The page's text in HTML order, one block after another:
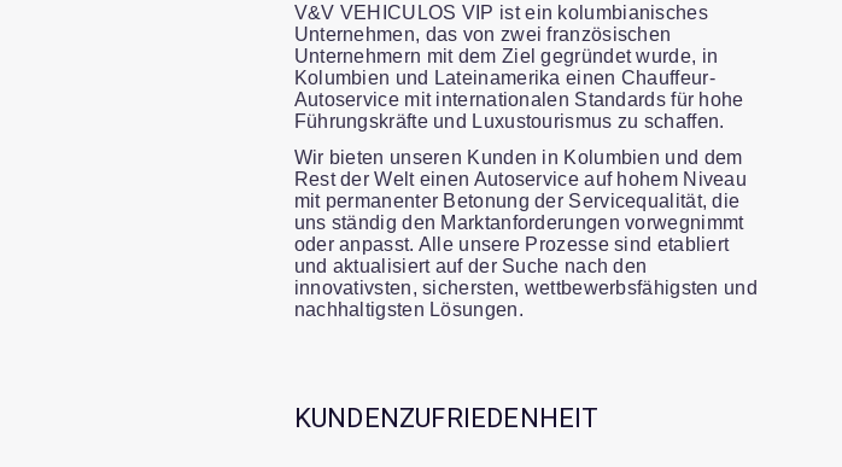
V&V VEHICULOS VIP ist ein kolumbianisches
Unternehmen, das von zwei französischen
Unternehmern mit dem Ziel gegründet wurde, in
Kolumbien und Lateinamerika einen Chauffeur-
Autoservice mit internationalen Standards für hohe
Führungskräfte und Luxustourismus zu schaffen.
Wir bieten unseren Kunden in Kolumbien und dem
Rest der Welt einen Autoservice auf hohem Niveau
mit permanenter Betonung der Servicequalität, die
uns ständig den Marktanforderungen vorwegnimmt
oder anpasst. Alle unsere Prozesse sind etabliert
und aktualisiert auf der Suche nach den
innovativsten, sichersten, wettbewerbsfähigsten und
nachhaltigsten Lösungen.
KUNDENZUFRIEDENHEIT